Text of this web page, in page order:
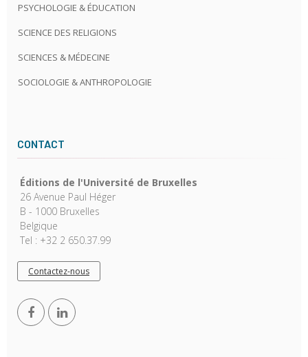
PSYCHOLOGIE & ÉDUCATION
SCIENCE DES RELIGIONS
SCIENCES & MÉDECINE
SOCIOLOGIE & ANTHROPOLOGIE
CONTACT
Éditions de l'Université de Bruxelles
26 Avenue Paul Héger
B - 1000 Bruxelles
Belgique
Tel : +32 2 650.37.99
Contactez-nous